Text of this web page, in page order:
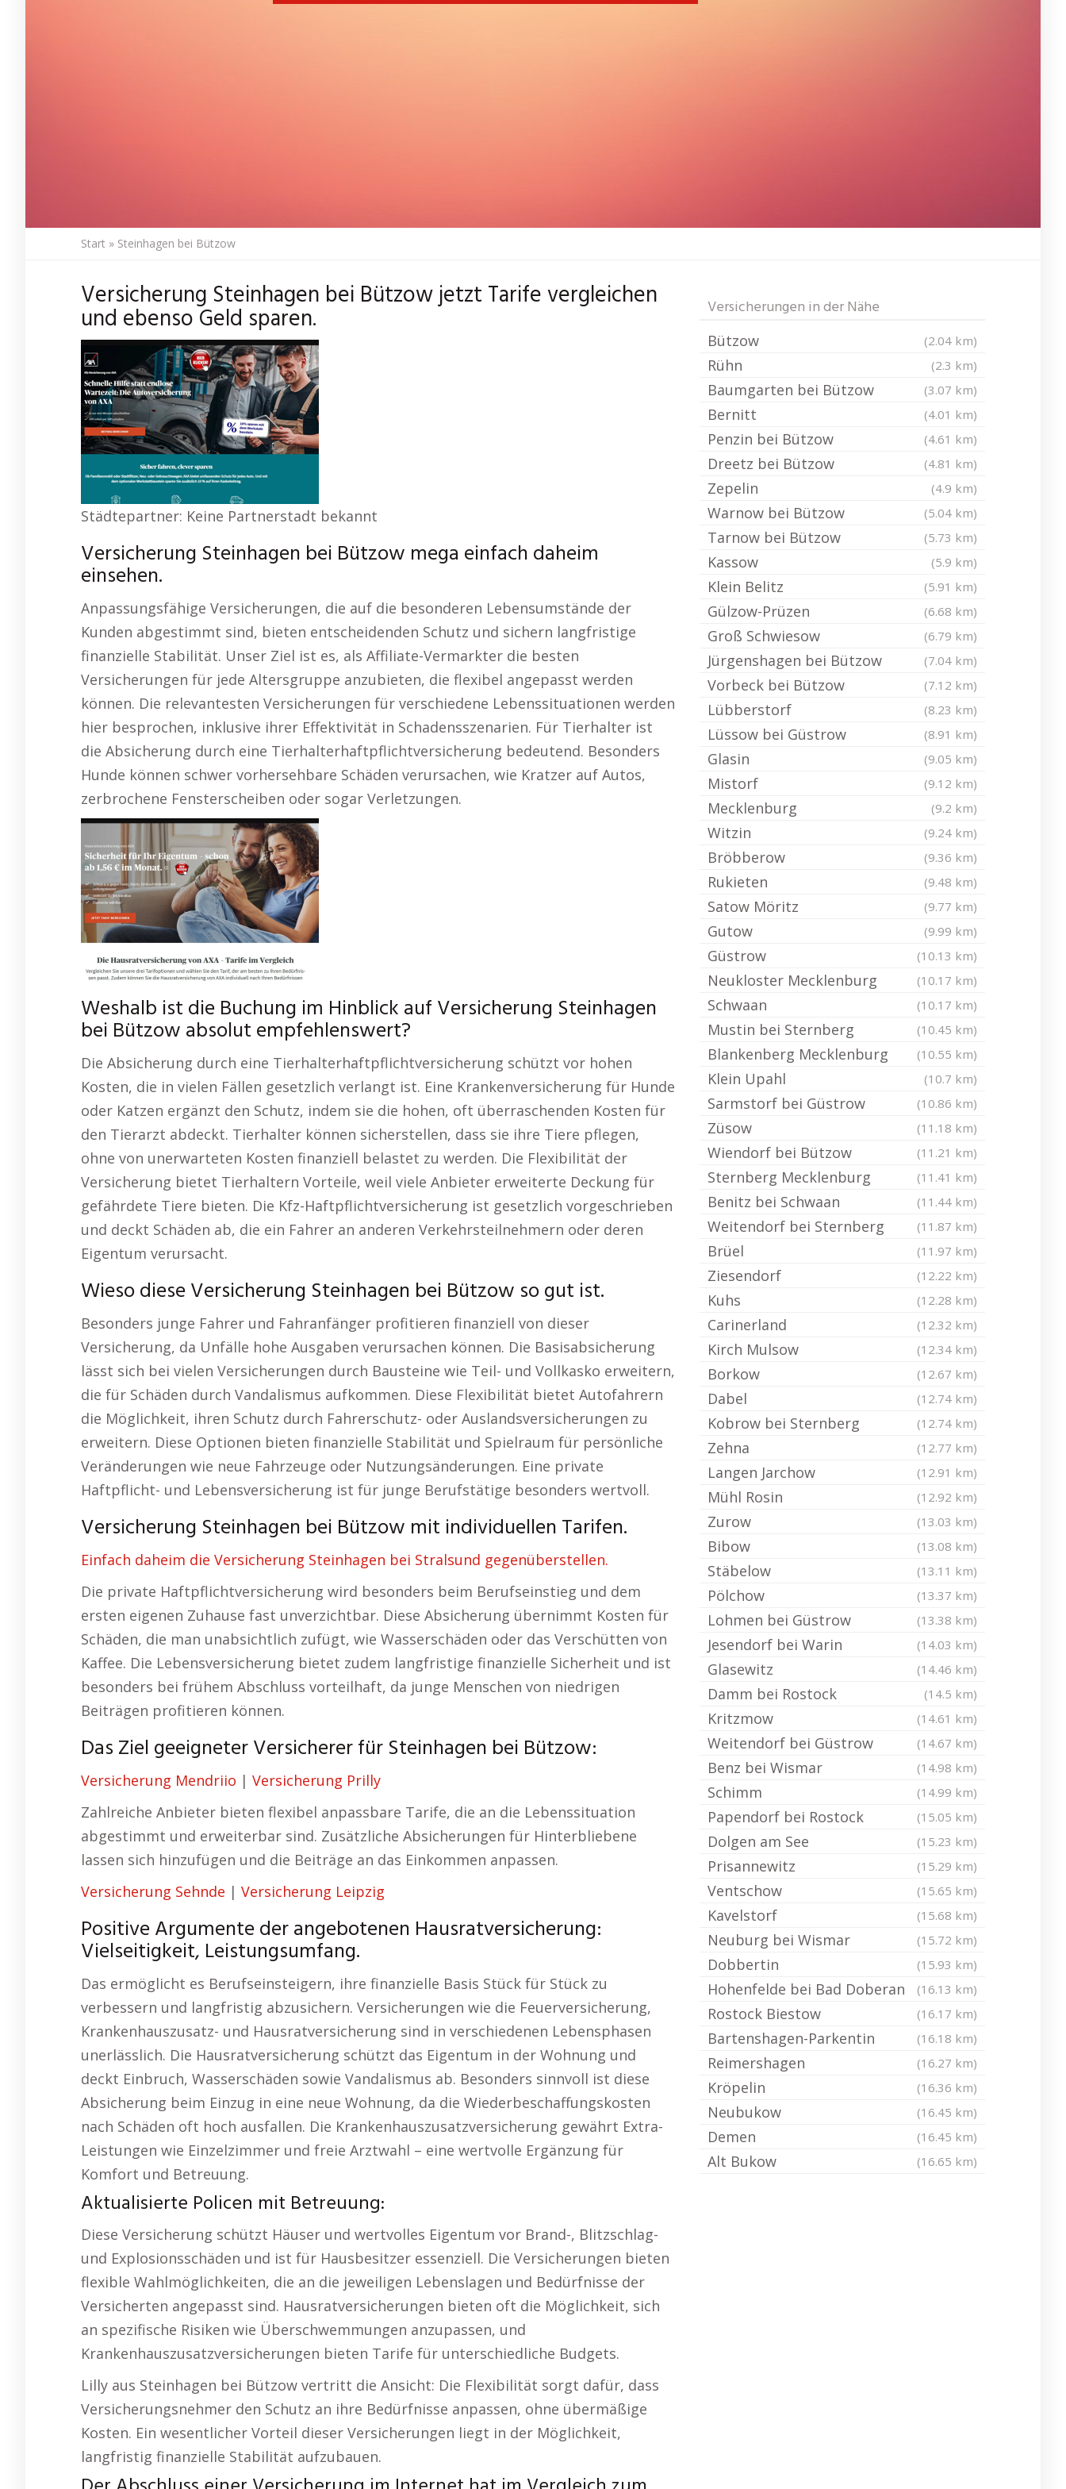
Start » Steinhagen bei Bützow
Versicherung Steinhagen bei Bützow jetzt Tarife vergleichen
und ebenso Geld sparen.
Städtepartner: Keine Partnerstadt bekannt
Versicherung Steinhagen bei Bützow mega einfach daheim
einsehen.
Anpassungsfähige Versicherungen, die auf die besonderen Lebensumstände der
Kunden abgestimmt sind, bieten entscheidenden Schutz und sichern langfristige
finanzielle Stabilität. Unser Ziel ist es, als Affiliate-Vermarkter die besten
Versicherungen für jede Altersgruppe anzubieten, die flexibel angepasst werden
können. Die relevantesten Versicherungen für verschiedene Lebenssituationen werden
hier besprochen, inklusive ihrer Effektivität in Schadensszenarien. Für Tierhalter ist
die Absicherung durch eine Tierhalterhaftpflichtversicherung bedeutend. Besonders
Hunde können schwer vorhersehbare Schäden verursachen, wie Kratzer auf Autos,
zerbrochene Fensterscheiben oder sogar Verletzungen.
Weshalb ist die Buchung im Hinblick auf Versicherung Steinhagen
bei Bützow absolut empfehlenswert?
Die Absicherung durch eine Tierhalterhaftpflichtversicherung schützt vor hohen
Kosten, die in vielen Fällen gesetzlich verlangt ist. Eine Krankenversicherung für Hunde
oder Katzen ergänzt den Schutz, indem sie die hohen, oft überraschenden Kosten für
den Tierarzt abdeckt. Tierhalter können sicherstellen, dass sie ihre Tiere pflegen,
ohne von unerwarteten Kosten finanziell belastet zu werden. Die Flexibilität der
Versicherung bietet Tierhaltern Vorteile, weil viele Anbieter erweiterte Deckung für
gefährdete Tiere bieten. Die Kfz-Haftpflichtversicherung ist gesetzlich vorgeschrieben
und deckt Schäden ab, die ein Fahrer an anderen Verkehrsteilnehmern oder deren
Eigentum verursacht.
Wieso diese Versicherung Steinhagen bei Bützow so gut ist.
Besonders junge Fahrer und Fahranfänger profitieren finanziell von dieser
Versicherung, da Unfälle hohe Ausgaben verursachen können. Die Basisabsicherung
lässt sich bei vielen Versicherungen durch Bausteine wie Teil- und Vollkasko erweitern,
die für Schäden durch Vandalismus aufkommen. Diese Flexibilität bietet Autofahrern
die Möglichkeit, ihren Schutz durch Fahrerschutz- oder Auslandsversicherungen zu
erweitern. Diese Optionen bieten finanzielle Stabilität und Spielraum für persönliche
Veränderungen wie neue Fahrzeuge oder Nutzungsänderungen. Eine private
Haftpflicht- und Lebensversicherung ist für junge Berufstätige besonders wertvoll.
Versicherung Steinhagen bei Bützow mit individuellen Tarifen.
Einfach daheim die Versicherung Steinhagen bei Stralsund gegenüberstellen.
Die private Haftpflichtversicherung wird besonders beim Berufseinstieg und dem
ersten eigenen Zuhause fast unverzichtbar. Diese Absicherung übernimmt Kosten für
Schäden, die man unabsichtlich zufügt, wie Wasserschäden oder das Verschütten von
Kaffee. Die Lebensversicherung bietet zudem langfristige finanzielle Sicherheit und ist
besonders bei frühem Abschluss vorteilhaft, da junge Menschen von niedrigen
Beiträgen profitieren können.
Das Ziel geeigneter Versicherer für Steinhagen bei Bützow:
Versicherung Mendriio | Versicherung Prilly
Zahlreiche Anbieter bieten flexibel anpassbare Tarife, die an die Lebenssituation
abgestimmt und erweiterbar sind. Zusätzliche Absicherungen für Hinterbliebene
lassen sich hinzufügen und die Beiträge an das Einkommen anpassen.
Versicherung Sehnde | Versicherung Leipzig
Positive Argumente der angebotenen Hausratversicherung:
Vielseitigkeit, Leistungsumfang.
Das ermöglicht es Berufseinsteigern, ihre finanzielle Basis Stück für Stück zu
verbessern und langfristig abzusichern. Versicherungen wie die Feuerversicherung,
Krankenhauszusatz- und Hausratversicherung sind in verschiedenen Lebensphasen
unerlässlich. Die Hausratversicherung schützt das Eigentum in der Wohnung und
deckt Einbruch, Wasserschäden sowie Vandalismus ab. Besonders sinnvoll ist diese
Absicherung beim Einzug in eine neue Wohnung, da die Wiederbeschaffungskosten
nach Schäden oft hoch ausfallen. Die Krankenhauszusatzversicherung gewährt Extra-
Leistungen wie Einzelzimmer und freie Arztwahl – eine wertvolle Ergänzung für
Komfort und Betreuung.
Aktualisierte Policen mit Betreuung:
Diese Versicherung schützt Häuser und wertvolles Eigentum vor Brand-, Blitzschlag-
und Explosionsschäden und ist für Hausbesitzer essenziell. Die Versicherungen bieten
flexible Wahlmöglichkeiten, die an die jeweiligen Lebenslagen und Bedürfnisse der
Versicherten angepasst sind. Hausratversicherungen bieten oft die Möglichkeit, sich
an spezifische Risiken wie Überschwemmungen anzupassen, und
Krankenhauszusatzversicherungen bieten Tarife für unterschiedliche Budgets.
Lilly aus Steinhagen bei Bützow vertritt die Ansicht: Die Flexibilität sorgt dafür, dass
Versicherungsnehmer den Schutz an ihre Bedürfnisse anpassen, ohne übermäßige
Kosten. Ein wesentlicher Vorteil dieser Versicherungen liegt in der Möglichkeit,
langfristig finanzielle Stabilität aufzubauen.
Versicherungen in der Nähe
Bützow (2.04 km)
Rühn (2.3 km)
Baumgarten bei Bützow (3.07 km)
Bernitt (4.01 km)
Penzin bei Bützow (4.61 km)
Dreetz bei Bützow (4.81 km)
Zepelin (4.9 km)
Warnow bei Bützow (5.04 km)
Tarnow bei Bützow (5.73 km)
Kassow (5.9 km)
Klein Belitz (5.91 km)
Gülzow-Prüzen (6.68 km)
Groß Schwiesow (6.79 km)
Jürgenshagen bei Bützow (7.04 km)
Vorbeck bei Bützow (7.12 km)
Lübberstorf (8.23 km)
Lüssow bei Güstrow (8.91 km)
Glasin (9.05 km)
Mistorf (9.12 km)
Mecklenburg (9.2 km)
Witzin (9.24 km)
Bröbberow (9.36 km)
Rukieten (9.48 km)
Satow Möritz (9.77 km)
Gutow (9.99 km)
Güstrow (10.13 km)
Neukloster Mecklenburg (10.17 km)
Schwaan (10.17 km)
Mustin bei Sternberg (10.45 km)
Blankenberg Mecklenburg (10.55 km)
Klein Upahl (10.7 km)
Sarmstorf bei Güstrow (10.86 km)
Züsow (11.18 km)
Wiendorf bei Bützow (11.21 km)
Sternberg Mecklenburg (11.41 km)
Benitz bei Schwaan (11.44 km)
Weitendorf bei Sternberg (11.87 km)
Brüel (11.97 km)
Ziesendorf (12.22 km)
Kuhs (12.28 km)
Carinerland (12.32 km)
Kirch Mulsow (12.34 km)
Borkow (12.67 km)
Dabel (12.74 km)
Kobrow bei Sternberg (12.74 km)
Zehna (12.77 km)
Langen Jarchow (12.91 km)
Mühl Rosin (12.92 km)
Zurow (13.03 km)
Bibow (13.08 km)
Stäbelow (13.11 km)
Pölchow (13.37 km)
Lohmen bei Güstrow (13.38 km)
Jesendorf bei Warin (14.03 km)
Glasewitz (14.46 km)
Damm bei Rostock (14.5 km)
Kritzmow (14.61 km)
Weitendorf bei Güstrow (14.67 km)
Benz bei Wismar (14.98 km)
Schimm (14.99 km)
Papendorf bei Rostock (15.05 km)
Dolgen am See (15.23 km)
Prisannewitz (15.29 km)
Ventschow (15.65 km)
Kavelstorf (15.68 km)
Neuburg bei Wismar (15.72 km)
Dobbertin (15.93 km)
Hohenfelde bei Bad Doberan (16.13 km)
Rostock Biestow (16.17 km)
Bartenshagen-Parkentin (16.18 km)
Reimershagen (16.27 km)
Kröpelin (16.36 km)
Neubukow (16.45 km)
Demen (16.45 km)
Alt Bukow (16.65 km)